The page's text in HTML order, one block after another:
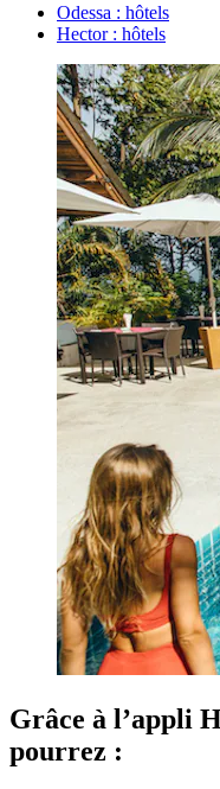
Odessa : hôtels
Hector : hôtels
Grâce à l’appli
pourrez :